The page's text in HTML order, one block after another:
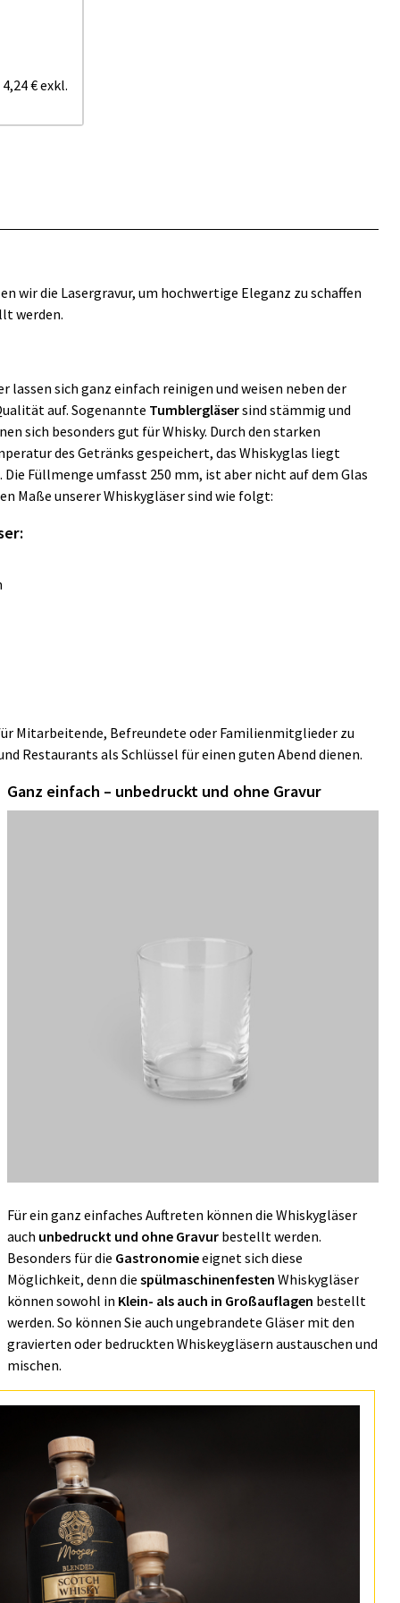
4,24 €exkl.
wir die Lasergravur, um hochwertige Eleganz zu schaffen
werden.
lassen sich ganz einfach reinigen und weisen neben der
auf. Sogenannte Tumblergläsersind stämmig und
sich besonders gut für Whisky. Durch den starken
des Getränks gespeichert, das Whiskyglas liegt
Die Füllmenge umfasst 250 mm, ist aber nicht auf dem Glas
Maße unserer Whiskygläser sind wie folgt:
Mitarbeitende, Befreundete oder Familienmitglieder zu
Restaurants als Schlüssel für einen guten Abend dienen.
Ganz einfach – unbedruckt und ohne Gravur
Für ein ganz einfaches Auftreten können die Whiskygläser
auch unbedruckt und ohne Gravur bestellt werden.
Besonders für die Gastronomieeignet sich diese
Möglichkeit, denn die spülmaschinenfesten Whiskygläser
können sowohl in Klein- als auch in Großauflagen bestellt
werden. So können Sie auch ungebrandete Gläser mit den
gravierten oder bedruckten Whiskeygläsern austauschen und
mischen.